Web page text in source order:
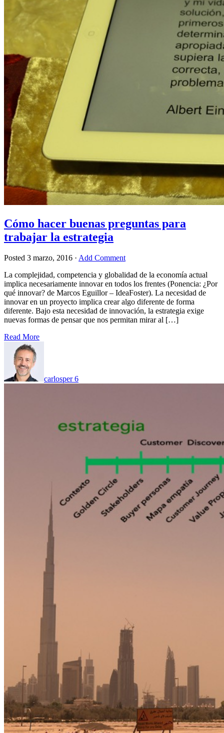
Cómo hacer buenas preguntas para
trabajar la estrategia
Posted 3 marzo, 2016 · Add Comment
La complejidad, competencia y globalidad de la economía actual
implica necesariamente innovar en todos los frentes (Ponencia: ¿Por
qué innovar? de Marcos Eguillor – IdeaFoster). La necesidad de
innovar en un proyecto implica crear algo diferente de forma
diferente. Bajo esta necesidad de innovación, la estrategia exige
nuevas formas de pensar que nos permitan mirar al […]
Read More
carlosper 6